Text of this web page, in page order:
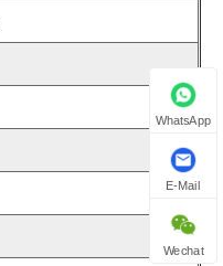
WhatsApp
E-Mail
Wechat